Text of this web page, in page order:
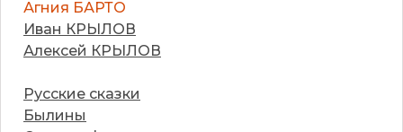
Агния БАРТО
Иван КРЫЛОВ
Алексей КРЫЛОВ
Русские сказки
Былины